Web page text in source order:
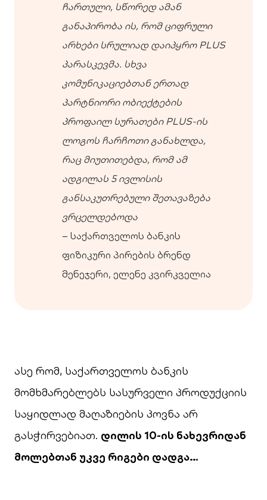
ჩართული, სწორედ ამან
განაპირობა ის, რომ ციფრული
არხები სრულიად დაიპყრო PLUS
პარასკევმა. სხვა
კომუნიკაციებთან ერთად
პარტნიორი ობიექტების
პროფაილ სურათები PLUS-ის
ლოგოს ჩარჩოთი განახლდა,
რაც მიუთითებდა, რომ ამ
ადგილას 5 ივლისის
განსაკუთრებული შეთავაზება
ვრცელდებოდა
– საქართველოს ბანკის
ფიზიკური პირების ბრენდ
მენეჯერი, ელენე კვირკველია
ასე რომ, საქართველოს ბანკის
მომხმარებლებს სასურველი პროდუქციის
საყიდლად მაღაზიების პოვნა არ
გასჭირვებიათ. დილის 10-ის ნახევრიდან
მოლებთან უკვე რიგები დადგა…